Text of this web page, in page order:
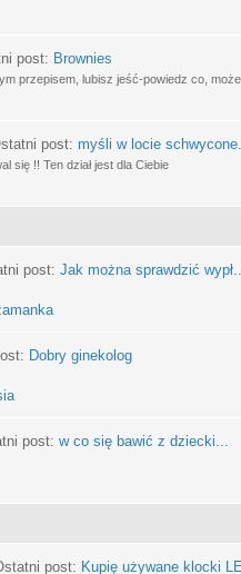
post: Brownies
przepisem, lubisz jeść-powiedz co,
post: myśli w locie
się !! Ten dział jest dla Ciebie
post: Jak można sprawdzić
Dobry ginekolog
post: w co się bawić z dziecki...
post: Kupię używane klocki